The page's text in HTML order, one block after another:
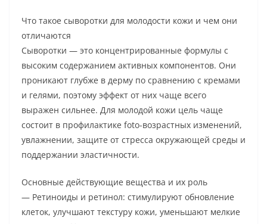
Что такое сыворотки для молодости кожи и чем они
отличаются
Сыворотки — это концентрированные формулы с
высоким содержанием активных компонентов. Они
проникают глубже в дерму по сравнению с кремами
и гелями, поэтому эффект от них чаще всего
выражен сильнее. Для молодой кожи цель чаще
состоит в профилактике foto-возрастных изменений,
увлажнении, защите от стресса окружающей среды и
поддержании эластичности.
Основные действующие вещества и их роль
— Ретиноиды и ретинол: стимулируют обновление
клеток, улучшают текстуру кожи, уменьшают мелкие